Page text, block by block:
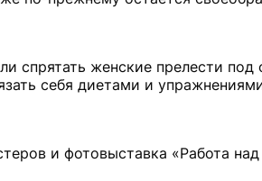
спрятать женские прелести под
себя диетами и
и фотовыставка «Работа